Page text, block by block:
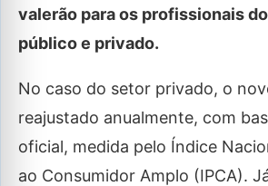
valerão para os profissionais
público e privado.
No caso do setor privado, o
reajustado anualmente, com
oficial, medida pelo Índice
ao Consumidor Amplo (IPCA).